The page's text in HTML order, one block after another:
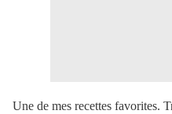
Une de mes recettes favorites.